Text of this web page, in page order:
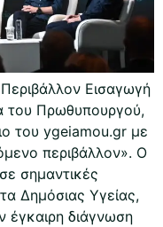
Εισαγωγή
του Πρωθυπουργού,
του ygeiamou.gr με
περιβάλλον». Ο
σημαντικές
Δημόσιας Υγείας,
έγκαιρη διάγνωση